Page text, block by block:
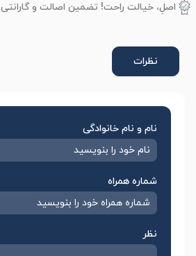
اصلِ، خیالت راحت! تضمین اصالت و گارانتی
نظرات
نام و نام خانوادگی
شماره همراه
نظر